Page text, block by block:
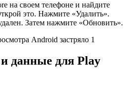
на своем телефоне и найдите
это. Нажмите «Удалить».
Затем нажмите «Обновить».
данные для Play